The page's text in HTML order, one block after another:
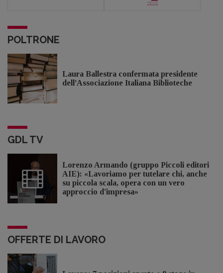
POLTRONE
Laura Ballestra confermata presidente
dell’Associazione Italiana Biblioteche
GDL TV
Lorenzo Armando (gruppo Piccoli editori
AIE): «Lavoriamo per tutelare chi, anche
su piccola scala, opera con un vero
approccio d'impresa»
OFFERTE DI LAVORO